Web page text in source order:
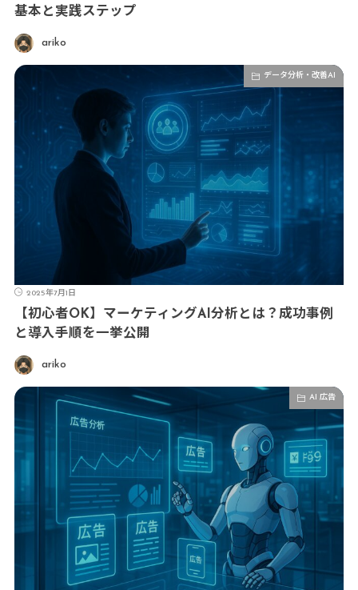
基本と実践ステップ
ariko
データ分析・改善AI
2025年7月1日
【初心者OK】マーケティングAI分析とは？成功事例
と導入手順を一挙公開
ariko
AI 広告